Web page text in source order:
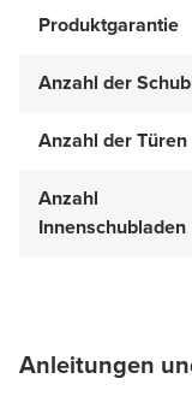
Produktgarantie
Anzahl der
Anzahl der Türen
Anzahl
Innenschubladen
Anleitungen